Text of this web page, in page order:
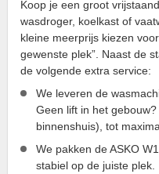
Koop je een groot
wasdroger, koelkast of
kleine meerprijs kiezen
gewenste plek”. Naast de
de volgende extra service:
We leveren de
Geen lift in het
binnenshuis), tot
We pakken de ASKO
stabiel op de juiste plek.